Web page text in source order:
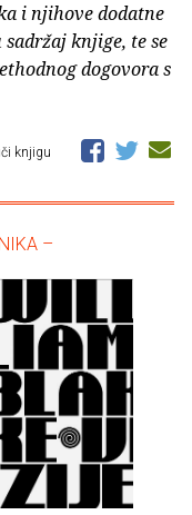
i njihove dodatne
knjige, te se
dogovora s
knjigu
–